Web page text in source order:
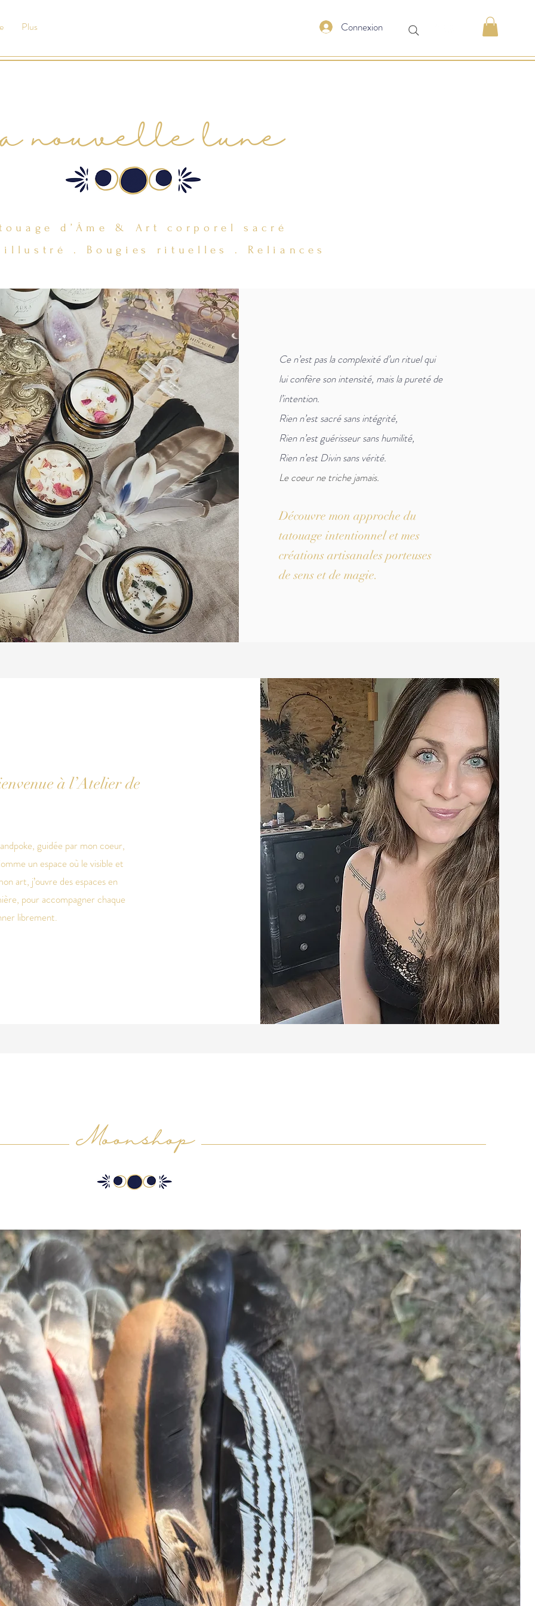
Plus Connexion
nouvelle lune
d’Âme & Art corporel sacré
illustré . Bougies rituelles . Reliances
Ce n’est pas la complexité d’un rituel qui
lui confère son intensité, mais la pureté de
l’intention.
Rien n’est sacré sans intégrité,
Rien n’est guérisseur sans humilité,
Rien n’est Divin sans vérité.
Le coeur ne triche jamais.
Découvre mon approche du
tatouage intentionnel et mes
créations artisanales porteuses
de sens et de magie.
à l’Atelier de
guidée par mon coeur,
un espace où le visible et
art, j’ouvre des espaces en
pour accompagner chaque
librement.
Moonshop